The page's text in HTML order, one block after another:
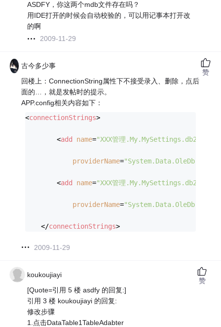
ASDFY，你这两个mdb文件存在吗？
用IDE打开的时候会自动校验的，可以用记事本打开改
的啊
2009-11-29
古今多少事
回楼上：ConnectionString属性下不接受录入、删除，点后
面的…，就是发帖时的提示。
APP.config相关内容如下：
<connectionStrings>
<add name="XXX管理
providerName="System.Data.OleDb"
<add name="XXX管理
providerName="System.Data.OleDb"
</connectionStrings>
2009-11-29
赞
koukoujiayi
[Quote=引用 5 楼 asdfy 的回复:]
引用 3 楼 koukoujiayi 的回复:
修改步骤
1.点击DataTable1TableAdabter
赞